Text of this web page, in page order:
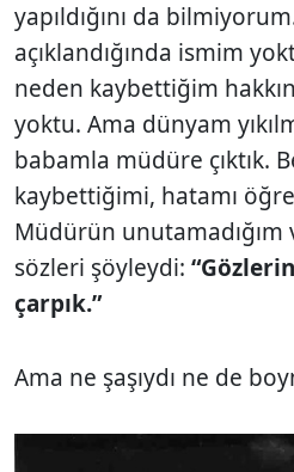
yapıldığını da
açıklandığında ismim
neden kaybettiğim
yoktu. Ama dünyam
babamla müdüre çıktık.
kaybettiğimi, hatamı
Müdürün unutamadığım
sözleri şöyleydi:
çarpık.”
Ama ne şaşıydı ne de